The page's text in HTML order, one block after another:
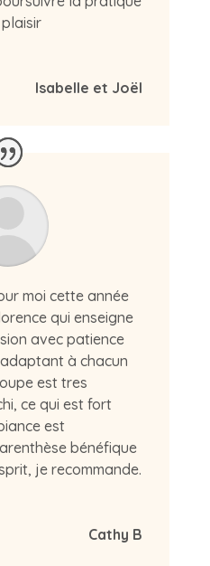
Isabelle et Joël
moi cette année
qui enseigne
avec patience
à chacun
est tres
ce qui est fort
est
bénéfique
je recommande.
Cathy B